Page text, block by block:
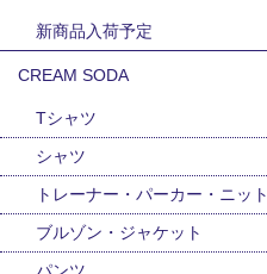
新商品入荷予定
CREAM SODA
Tシャツ
シャツ
トレーナー・パーカー・ニット
ブルゾン・ジャケット